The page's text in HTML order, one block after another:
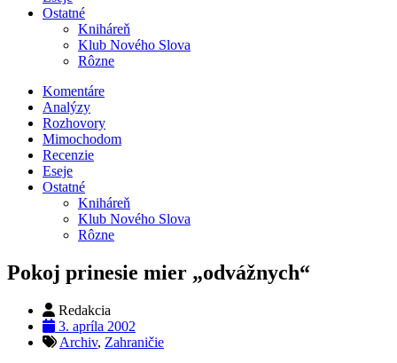
Ostatné
Kniháreň
Klub Nového Slova
Rôzne
Komentáre
Analýzy
Rozhovory
Mimochodom
Recenzie
Eseje
Ostatné
Kniháreň
Klub Nového Slova
Rôzne
Pokoj prinesie mier „odvážnych“
Redakcia
3. apríla 2002
Archiv, Zahraničie